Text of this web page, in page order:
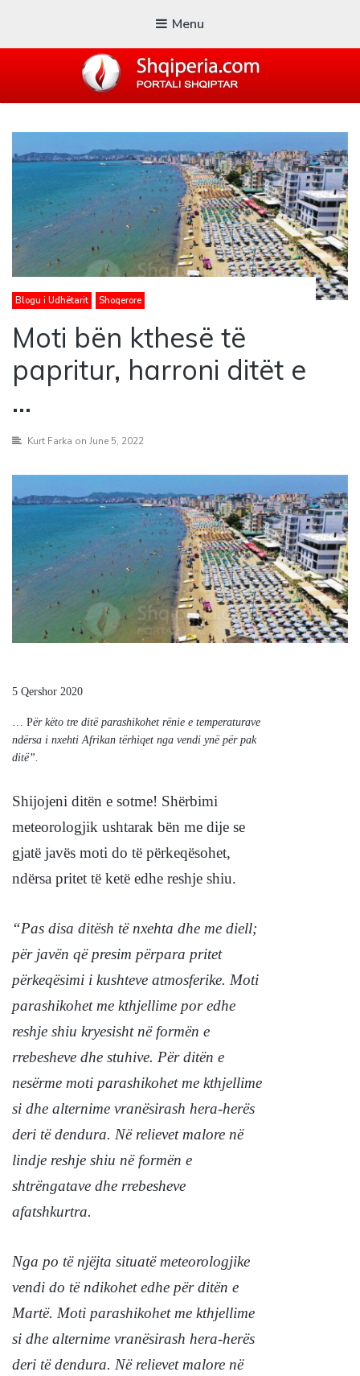
Menu
Blogu i ShqiperiaCom
Blogu i Udhëtarit Shoqerore
Moti bën kthesë të
papritur, harroni ditët e
…
Kurt Farka on June 5, 2022
5 Qershor 2020
… Për këto tre ditë parashikohet rënie e temperaturave
ndërsa i nxehti Afrikan tërhiqet nga vendi ynë për pak
ditë”.
Shijojeni ditën e sotme! Shërbimi
meteorologjik ushtarak bën me dije se
gjatë javës moti do të përkeqësohet,
ndërsa pritet të ketë edhe reshje shiu.
“Pas disa ditësh të nxehta dhe me diell;
për javën që presim përpara pritet
përkeqësimi i kushteve atmosferike. Moti
parashikohet me kthjellime por edhe
reshje shiu kryesisht në formën e
rrebesheve dhe stuhive. Për ditën e
nesërme moti parashikohet me kthjellime
si dhe alternime vranësirash hera-herës
deri të dendura. Në relievet malore në
lindje reshje shiu në formën e
shtrëngatave dhe rrebesheve
afatshkurtra.
Nga po të njëjta situatë meteorologjike
vendi do të ndikohet edhe për ditën e
Martë. Moti parashikohet me kthjellime
si dhe alternime vranësirash hera-herës
deri të dendura. Në relievet malore në